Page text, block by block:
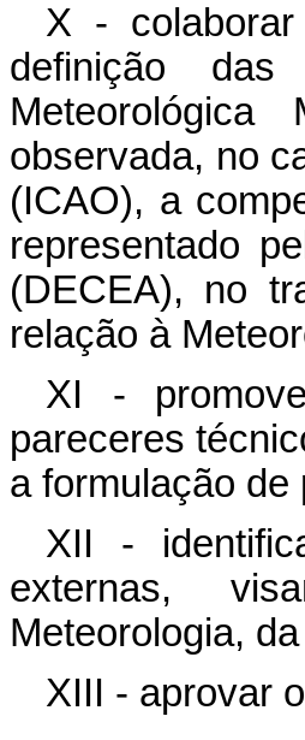
X -
definição
Meteorológica
observada, no
(ICAO), a
representado
(DECEA), no
relação à
XI -
pareceres
a formulação
XII -
externas,
Meteorologia,
XIII - aprovar